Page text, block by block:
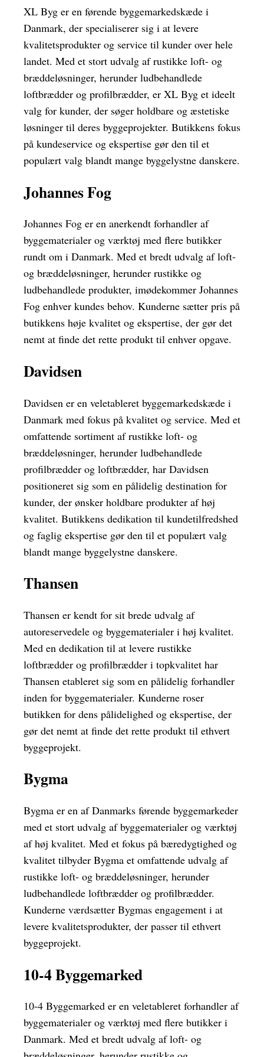
XL Byg er en førende byggemarkedskæde i
Danmark, der specialiserer sig i at levere
kvalitetsprodukter og service til kunder over hele
landet. Med et stort udvalg af rustikke loft- og
bræddeløsninger, herunder ludbehandlede
loftbrædder og profilbrædder, er XL Byg et ideelt
valg for kunder, der søger holdbare og æstetiske
løsninger til deres byggeprojekter. Butikkens fokus
på kundeservice og ekspertise gør den til et
populært valg blandt mange byggelystne danskere.
Johannes Fog
Johannes Fog er en anerkendt forhandler af
byggematerialer og værktøj med flere butikker
rundt om i Danmark. Med et bredt udvalg af loft-
og bræddeløsninger, herunder rustikke og
ludbehandlede produkter, imødekommer Johannes
Fog enhver kundes behov. Kunderne sætter pris på
butikkens høje kvalitet og ekspertise, der gør det
nemt at finde det rette produkt til enhver opgave.
Davidsen
Davidsen er en veletableret byggemarkedskæde i
Danmark med fokus på kvalitet og service. Med et
omfattende sortiment af rustikke loft- og
bræddeløsninger, herunder ludbehandlede
profilbrædder og loftbrædder, har Davidsen
positioneret sig som en pålidelig destination for
kunder, der ønsker holdbare produkter af høj
kvalitet. Butikkens dedikation til kundetilfredshed
og faglig ekspertise gør den til et populært valg
blandt mange byggelystne danskere.
Thansen
Thansen er kendt for sit brede udvalg af
autoreservedele og byggematerialer i høj kvalitet.
Med en dedikation til at levere rustikke
loftbrædder og profilbrædder i topkvalitet har
Thansen etableret sig som en pålidelig forhandler
inden for byggematerialer. Kunderne roser
butikken for dens pålidelighed og ekspertise, der
gør det nemt at finde det rette produkt til ethvert
byggeprojekt.
Bygma
Bygma er en af Danmarks førende byggemarkeder
med et stort udvalg af byggematerialer og værktøj
af høj kvalitet. Med et fokus på bæredygtighed og
kvalitet tilbyder Bygma et omfattende udvalg af
rustikke loft- og bræddeløsninger, herunder
ludbehandlede loftbrædder og profilbrædder.
Kunderne værdsætter Bygmas engagement i at
levere kvalitetsprodukter, der passer til ethvert
byggeprojekt.
10-4 Byggemarked
10-4 Byggemarked er en veletableret forhandler af
byggematerialer og værktøj med flere butikker i
Danmark. Med et bredt udvalg af loft- og